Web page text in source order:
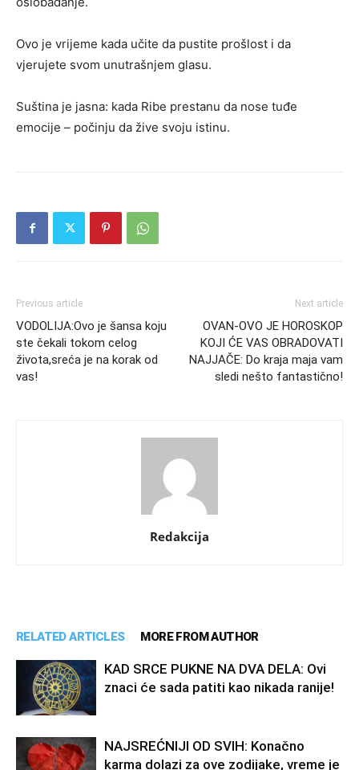
Ovo je vrijeme kada učite da pustite prošlost i da
vjerujete svom unutrašnjem glasu.
Suština je jasna: kada Ribe prestanu da nose tuđe
emocije – počinju da žive svoju istinu.
Previous article
VODOLIJA:Ovo je šansa koju
ste čekali tokom celog
života,sreća je na korak od
vas!
Next article
OVAN-OVO JE HOROSKOP
KOJI ĆE VAS OBRADOVATI
NAJJAČE: Do kraja maja vam
sledi nešto fantastično!
Redakcija
RELATED ARTICLES MORE FROM AUTHOR
KAD SRCE PUKNE NA DVA DELA: Ovi
znaci će sada patiti kao nikada ranije!
NAJSREĆNIJI OD SVIH: Konačno
karma dolazi za ove zodijake, vreme je